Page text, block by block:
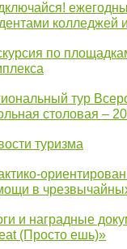
колледжей
по
тур
столовая –
туризма
в
и наградные
(Просто ешь)»